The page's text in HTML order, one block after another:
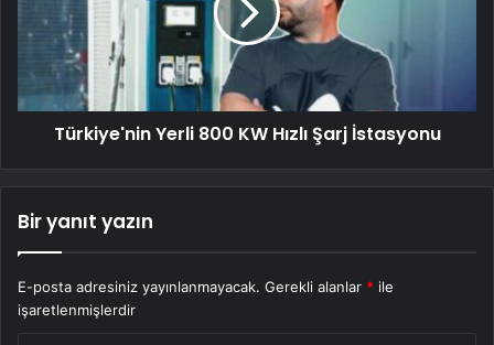
Türkiye'nin Yerli 800 KW Hızlı Şarj İstasyonu
Bir yanıt yazın
E-posta adresiniz yayınlanmayacak. Gerekli alanlar * ile
işaretlenmişlerdir